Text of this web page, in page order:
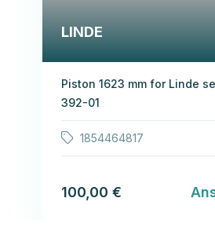
LINDE
Piston 1623 mm for Linde
392-01
1854464817
100,00 €